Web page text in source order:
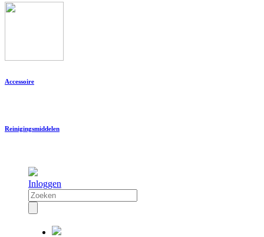
Accessoire
Reinigingsmiddelen
Inloggen